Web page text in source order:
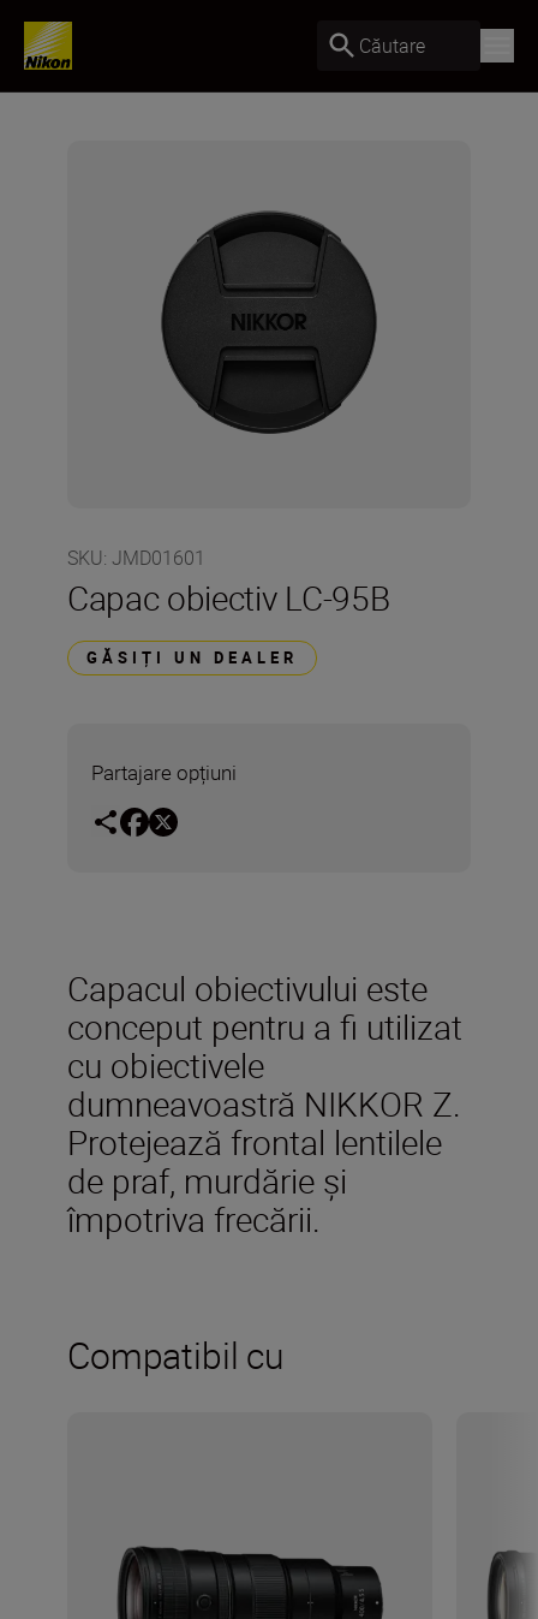
Căutare
SKU: JMD01601
Capac obiectiv LC-95B
GĂSIȚI UN DEALER
Partajare opțiuni
Capacul obiectivului este
conceput pentru a fi utilizat
cu obiectivele
dumneavoastră NIKKOR Z.
Protejează frontal lentilele
de praf, murdărie și
împotriva frecării.
Compatibil cu